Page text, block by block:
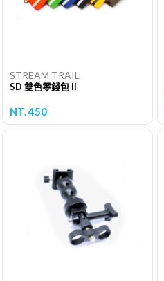
STREAM TRAIL
SD 雙色零錢包 II
NT. 450